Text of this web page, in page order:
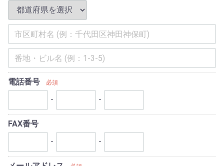
電話番号 必須
- -
FAX番号
-
-